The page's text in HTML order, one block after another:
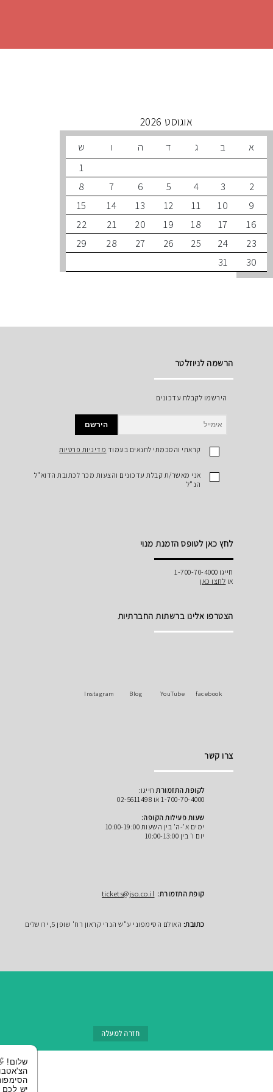
ב ד ה ו
ש
3
5
6
7
8
10
11
12
13
14
15
17
18
19
20
21
22
24
25
26
27
28
29
31
הרשמה לניוזלטר
הירשמו לקבלת עדכונים
קראתי והסכמתי לתנאים בעמודמדיניות פרטיות
אני מאשר/ת קבלת עדכונים והצעות מכר לכתובת הדוא"ל
הנ"ל
לחץ כאן לטופס הזמנת מנוי
לחצו כאן
הצטרפו אלינו ברשתות החברתיות
YouTube
Blog
Instagram
לקופת התזמורתחייגו:
1-700-70-4000 או 02-5611498
שעות פעילות הקופה:
ימים א'-ה' בין השעות 10:00-19:00
קופת התזמורת: tickets@jso.co.il
האולם הסימפוני ע"ש הנרי קראון רח' שופן 5, ירושלים
חזרה למעלה
שלום! 👋 אני
הצ'אטבוט של
הסימפונית
יש לכם שאלות?